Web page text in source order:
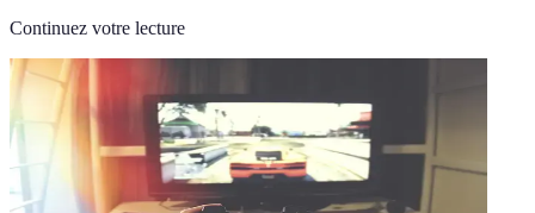
Continuez votre lecture